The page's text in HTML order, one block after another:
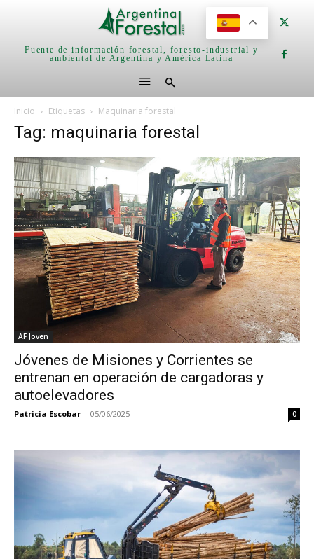
Fuente de información forestal, foresto-industrial y
ambiental de Argentina y América Latina
Inicio Etiquetas Maquinaria forestal
Tag: maquinaria forestal
AF Joven
Jóvenes de Misiones y Corrientes se
entrenan en operación de cargadoras y
autoelevadores
Patricia Escobar - 05/06/2025 0